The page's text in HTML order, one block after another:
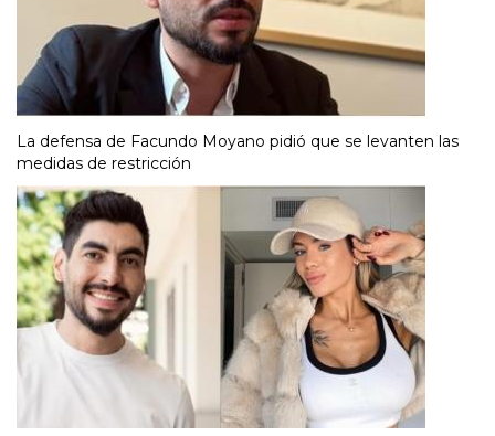
La defensa de Facundo Moyano pidió que se levanten las
medidas de restricción